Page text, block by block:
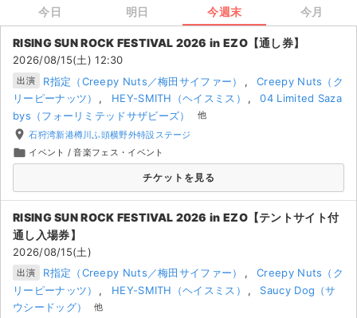
ライブ・コンサート（国内）
ライブ・コンサート（海外）
イベント
スポーツ
演劇・ミュージカル
ご利用ガイド
ご利用ガイド
手数料・お支払い方法
AIに質問する
北海道の最新のイベント情報からイベントに参加するためのチケット情報
北海道のチケット情報ならチケジャム！登録無料ですぐに取引OK！｢あんし
ん決済｣とスタッフが365日サポートするので安心してお取引ください。
人気のチケットはチケジャム [ticketjam] にお任せ！
今日 明日 今週末 今月
RISING SUN ROCK FESTIVAL 2026 in EZO【通し券】
2026/08/15(土) 12:30
出演 R指定（Creepy Nuts／梅田サイファー）
Creepy Nuts（ク
リーピーナッツ）
HEY-SMITH（ヘイスミス）
04 Limited Saza
bys（フォーリミテッドサザビーズ）
他
place 石狩湾新港樽川ふ頭横野外特設ステージ
folder イベント / 音楽フェス・イベント
チケットを見る
RISING SUN ROCK FESTIVAL 2026 in EZO【テントサイト付
通し⼊場券】
2026/08/15(土)
出演 R指定（Creepy Nuts／梅田サイファー）
Creepy Nuts（ク
リーピーナッツ）
HEY-SMITH（ヘイスミス）
Saucy Dog（サ
ウシードッグ）
他